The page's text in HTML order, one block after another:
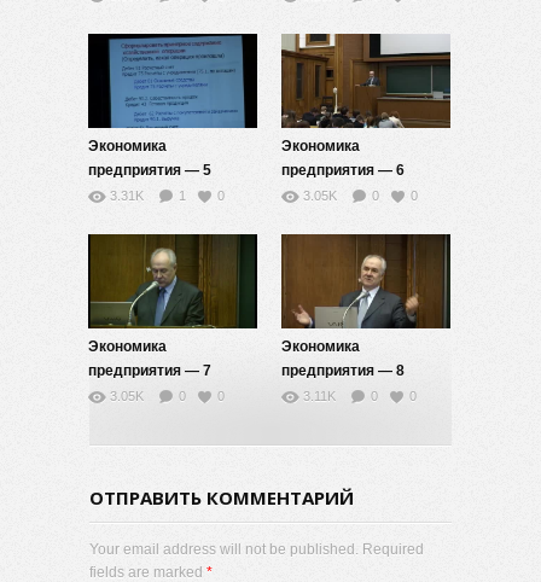
Экономика
предприятия — 5
3.31K 1 0
Экономика
предприятия — 6
3.05K 0 0
Экономика
предприятия — 7
3.05K 0 0
Экономика
предприятия — 8
3.11K 0 0
ОТПРАВИТЬ КОММЕНТАРИЙ
Your email address will not be published. Required
fields are marked *